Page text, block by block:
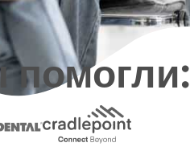
помогли: